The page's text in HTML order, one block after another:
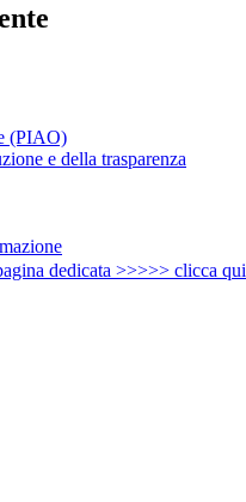
(PIAO)
e della trasparenza
dedicata >>>>> clicca qui